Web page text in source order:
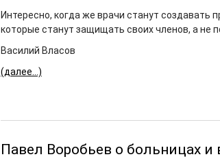
Интересно, когда же врачи станут
которые станут защищать своих членов, а не
Василий Власов
(далее…)
Павел Воробьев о больницах и